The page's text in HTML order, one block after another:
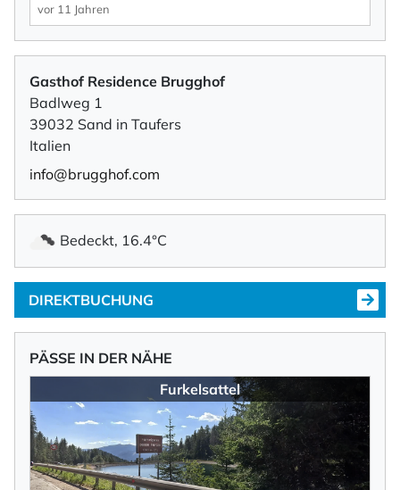
vor 11 Jahren
Gasthof Residence Brugghof
Badlweg 1
39032 Sand in Taufers
Italien
info@brugghof.com
Bedeckt, 16.4°C
DIREKTBUCHUNG
PÄSSE IN DER NÄHE
Furkelsattel